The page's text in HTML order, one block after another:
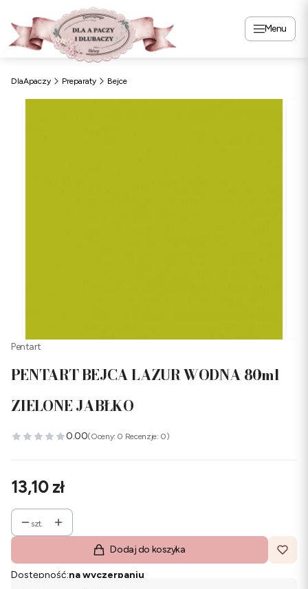
Menu
DlaApaczy Preparaty Bejce
Pentart
PENTART BEJCA LAZUR WODNA 80ml
ZIELONE JABŁKO
0.00(Oceny: 0 Recenzje: 0)
Cena
13,10 zł
szt.
Dodaj do koszyka
Dostępność:na wyczerpaniu